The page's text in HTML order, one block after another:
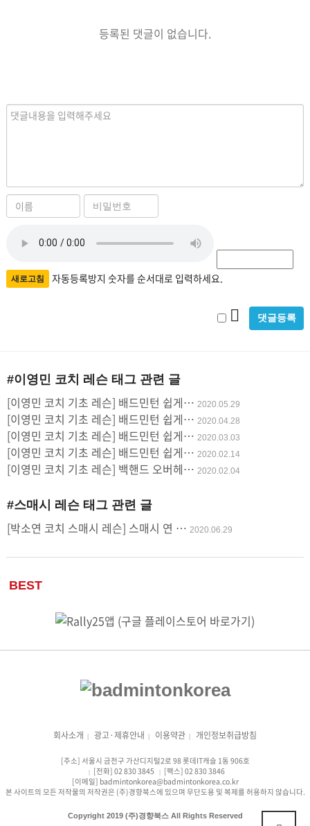
등록된 댓글이 없습니다.
내
이
름
비
밀
번
호
수
등새로고침 자동등록방지 숫자를 순서대로 입력하세요.
비
밀
용
#이영민 코치 레슨 태그 관련 글
[이영민 코치 기초 레슨] 배드민턴 쉽게… 2020.05.29
[이영민 코치 기초 레슨] 배드민턴 쉽게… 2020.04.28
[이영민 코치 기초 레슨] 배드민턴 쉽게… 2020.03.03
[이영민 코치 기초 레슨] 배드민턴 쉽게… 2020.02.14
[이영민 코치 기초 레슨] 백핸드 오버헤… 2020.02.04
#스매시 레슨 태그 관련 글
[박소연 코치 스매시 레슨] 스매시 연 … 2020.06.29
BEST
회사소개 광고·제휴안내 이용약관 개인정보취급방침
[주소] 서울시 금천구 가산디지털2로 98 롯데IT캐슬 1동 906호
| [전화] 02 830 3845 |
[팩스] 02 830 3846
[이메일] badmintonkorea@badmintonkorea.co.kr
본 사이트의 모든 저작물의 저작권은 (주)경향북스에 있으며 무단도용 및 복제를 허용하지 않습니다.
Copyright 2019 (주)경향북스 All Rights Reserved